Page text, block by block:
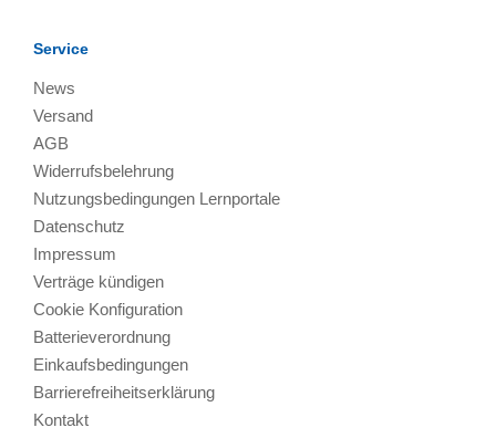
Service
News
Versand
AGB
Widerrufsbelehrung
Nutzungsbedingungen Lernportale
Datenschutz
Impressum
Verträge kündigen
Cookie Konfiguration
Batterieverordnung
Einkaufsbedingungen
Barrierefreiheitserklärung
Kontakt